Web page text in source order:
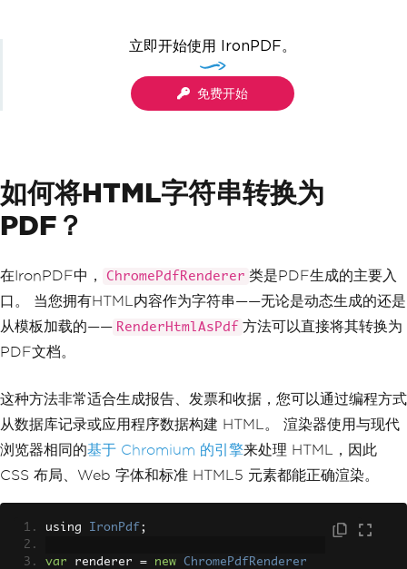
立即开始使用 IronPDF。
免费开始
如何将HTML字符串转换为
PDF？
在IronPDF中， ChromePdfRenderer 类是PDF生成的主要入
口。 当您拥有HTML内容作为字符串——无论是动态生成的还是
从模板加载的—— RenderHtmlAsPdf 方法可以直接将其转换为
PDF文档。
这种方法非常适合生成报告、发票和收据，您可以通过编程方式
从数据库记录或应用程序数据构建 HTML。 渲染器使用与现代
浏览器相同的基于 Chromium 的引擎来处理 HTML，因此
CSS 布局、Web 字体和标准 HTML5 元素都能正确渲染。
using IronPdf ;
var renderer = new
ChromePdfRenderer